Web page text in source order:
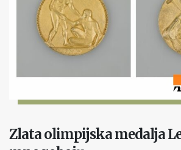
Zlata olimpijska medalja